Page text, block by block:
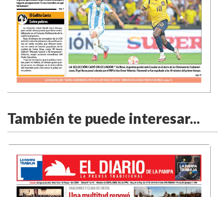
También te puede interesar...